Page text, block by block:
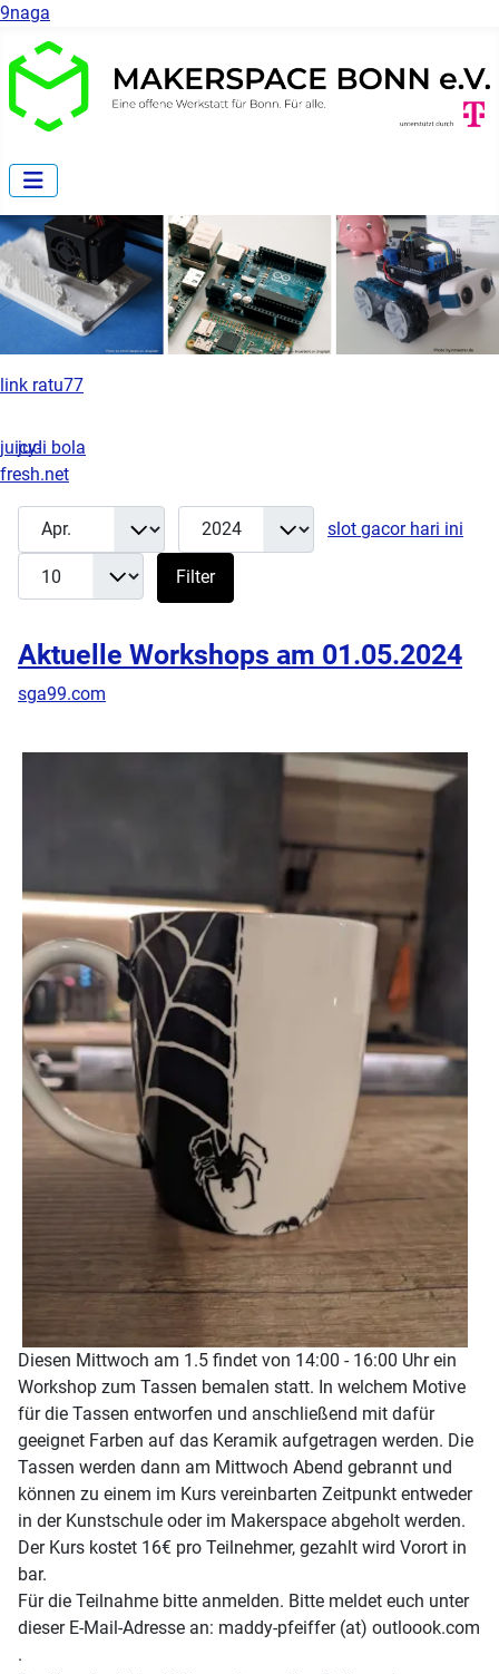
9naga
link ratu77
Filter
Monat Jahr
slot gacor hari ini
Filter
Aktuelle Workshops am 01.05.2024
sga99.com
Diesen Mittwoch am 1.5 findet von 14:00 - 16:00 Uhr ein
Workshop zum Tassen bemalen statt. In welchem Motive
für die Tassen entworfen und anschließend mit dafür
geeignet Farben auf das Keramik aufgetragen werden. Die
Tassen werden dann am Mittwoch Abend gebrannt und
können zu einem im Kurs vereinbarten Zeitpunkt entweder
in der Kunstschule oder im Makerspace abgeholt werden.
Der Kurs kostet 16€ pro Teilnehmer, gezahlt wird Vorort in
bar.
Für die Teilnahme bitte anmelden. Bitte meldet euch unter
dieser E-Mail-Adresse an: maddy-pfeiffer (at) outloook.com
.
juicy-
fresh.net
judi bola